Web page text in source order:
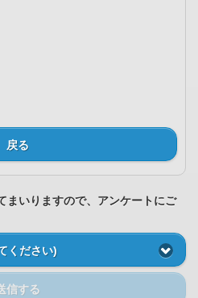
戻る
まいりますので、アンケートにご
ください)
信する